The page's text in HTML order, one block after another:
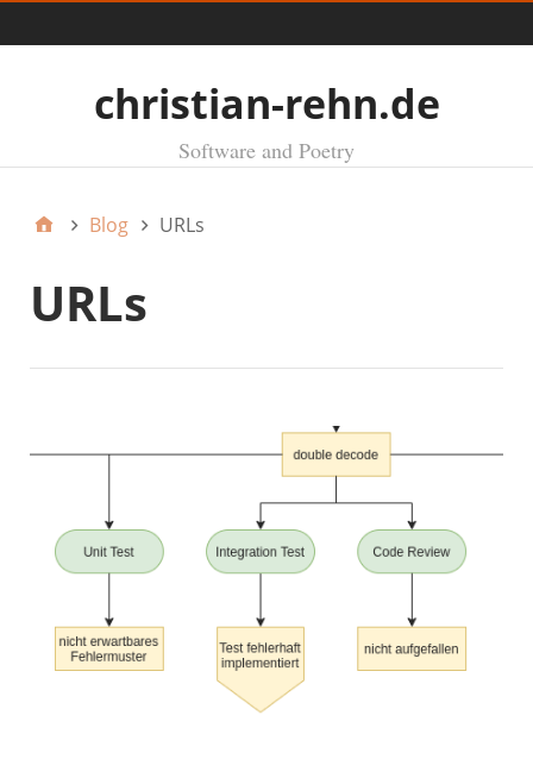
christian-rehn.de
Software and Poetry
Blog URLs
URLs